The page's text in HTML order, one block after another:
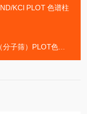
KCl PLOT 色谱柱
筛）PLOT色谱柱